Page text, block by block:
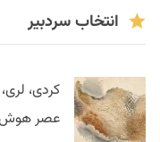
انتخاب سردبیر
کردی،
عصر هوش